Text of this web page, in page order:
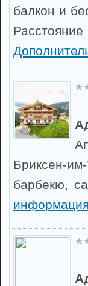
балкон и
Бриксен-
барбекю,